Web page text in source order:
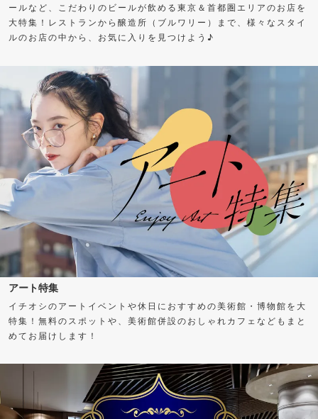
ールなど、こだわりのビールが飲める東京＆首都圏エリアのお店を
大特集！レストランから醸造所（ブルワリー）まで、様々なスタイ
ルのお店の中から、お気に入りを見つけよう♪
アート特集
イチオシのアートイベントや休日におすすめの美術館・博物館を大
特集！無料のスポットや、美術館併設のおしゃれカフェなどもまと
めてお届けします！